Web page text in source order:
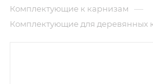
Комплектующие к карнизам —
Комплектующие для деревянных